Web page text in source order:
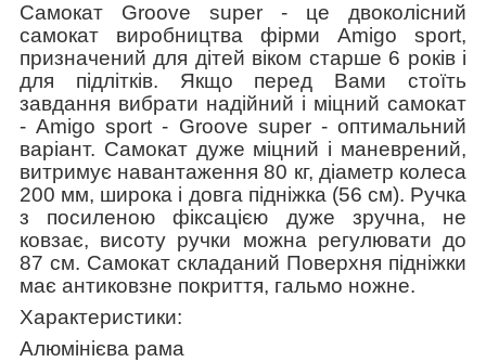
Самокат Groove super - це двоколісний
самокат виробництва фірми Amigo sport,
призначений для дітей віком старше 6 років і
для підлітків. Якщо перед Вами стоїть
завдання вибрати надійний і міцний самокат
- Amigo sport - Groove super - оптимальний
варіант. Самокат дуже міцний і маневрений,
витримує навантаження 80 кг, діаметр колеса
200 мм, широка і довга підніжка (56 см). Ручка
з посиленою фіксацією дуже зручна, не
ковзає, висоту ручки можна регулювати до
87 см. Самокат складаний Поверхня підніжки
має антиковзне покриття, гальмо ножне.
Характеристики:
Алюмінієва рама